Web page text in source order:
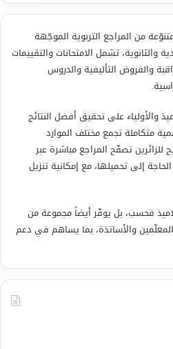
من المراجع التربوية الموجّهة
والثانوية، تشمل الامتحانات والتقييمات
والفروض التأليفية والدروس
والأولياء على تحقيق أفضل النتائج
متكاملة تجمع مختلف الموارد
تصفّح المراجع مباشرة عبر
إلى تحميلها، مع إمكانية تنزيل
فحسب، بل يوفّر أيضاً مجموعة من
المعلّمين والأساتذة، بما يساهم في دعم